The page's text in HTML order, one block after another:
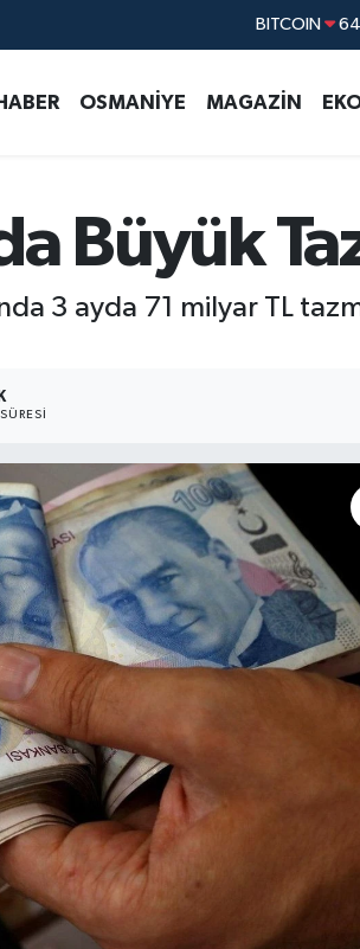
OSMANİYE MAGAZİN
Büyük
3 ayda 71 milyar TL